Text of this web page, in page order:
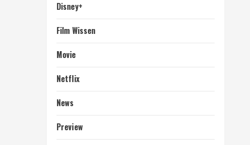
Disney+
Film Wissen
Movie
Netflix
News
Preview